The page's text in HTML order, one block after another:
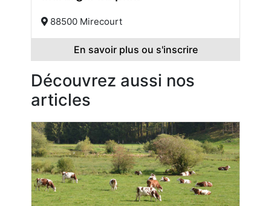
88500 Mirecourt
En savoir plus ou s'inscrire
Découvrez aussi nos
articles